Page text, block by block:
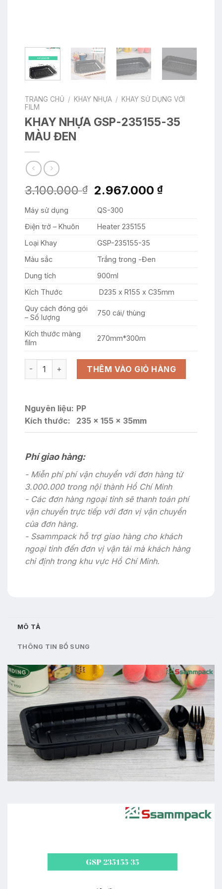
TRANG CHỦ / KHAY NHỰA / KHAY SỬ DỤNG VỚI
FILM
KHAY NHỰA GSP-235155-35
MÀU ĐEN
3.100.000₫
Giá
là:
3.100.000 ₫.
2.967.000₫Giá
Máy sử dụng
QS-300
Điện trở – Khuôn
Heater 235155
Loại Khay
GSP-235155-35
Màu sắc
Trắng trong -Đen
Dung tích
900ml
Kích Thước
D235 x R155 x C35mm
Quy cách đóng gói
– Số lượng
750 cái/ thùng
Kích thước màng
film
270mm*300m
KHAY NHỰA GSP-235155-35 MÀU ĐEN số lượng
THÊM VÀO GIỎ HÀNG
Nguyên liệu: PP
Kích thước:
235 x 155 x 35mm
Phí giao hàng:
- Miễn phí phí vận chuyển với đơn hàng từ
3.000.000 trong nội thành Hồ Chí Minh
- Các đơn hàng ngoại tỉnh sẽ thanh toán phí
vận chuyển trực tiếp với đơn vị vận chuyển
của đơn hàng.
- Ssammpack hỗ trợ giao hàng cho khách
ngoại tỉnh đến đơn vị vận tải mà khách hàng
chỉ định trong khu vực Hồ Chí Minh.
MÔ TẢ
THÔNG TIN BỔ SUNG